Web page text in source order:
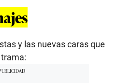
y las nuevas caras que